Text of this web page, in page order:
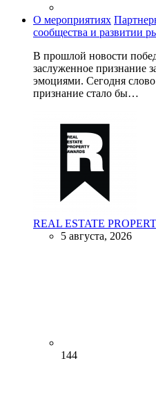
О мероприятиях
сообщества и развитии
В прошлой новости
заслуженное признание
эмоциями. Сегодня слово
признание стало бы…
REAL ESTATE
5 августа, 2026
144